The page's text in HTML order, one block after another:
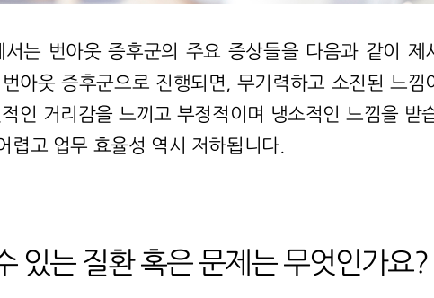
는 번아웃 증후군의 주요 증상들을 다음과 같이 제
아웃 증후군으로 진행되면, 무기력하고 소진된 느낌
인 거리감을 느끼고 부정적이며 냉소적인 느낌을 받
고 업무 효율성 역시 저하됩니다.
있는 질환 혹은 문제는 무엇인가요?